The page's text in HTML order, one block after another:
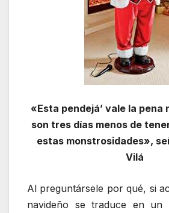
«Esta pendejá’ vale la pena
son tres días menos de
estas monstrosidades»,
Vilá
Al preguntársele por qué, si
navideño se traduce en